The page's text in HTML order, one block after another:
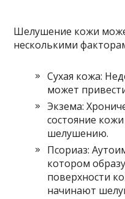
Шелушение кожи
несколькими
Сухая кожа:
может
Экзема:
состояние
шелушению.
Псориаз:
котором
поверхности
начинают